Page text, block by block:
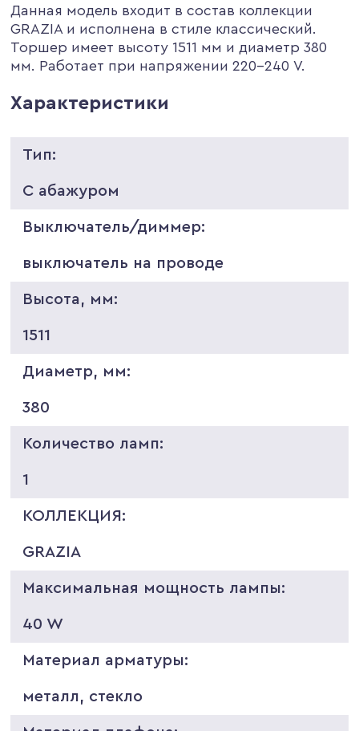
Данная модель входит в состав коллекции
GRAZIA и исполнена в стиле классический.
Торшер имеет высоту 1511 мм и диаметр 380
мм. Работает при напряжении 220-240 V.
Характеристики
Тип:
С абажуром
Выключатель/диммер:
выключатель на проводе
Высота, мм:
1511
Диаметр, мм:
380
Количество ламп:
1
КОЛЛЕКЦИЯ:
GRAZIA
Максимальная мощность лампы:
40 W
Материал арматуры:
металл, стекло